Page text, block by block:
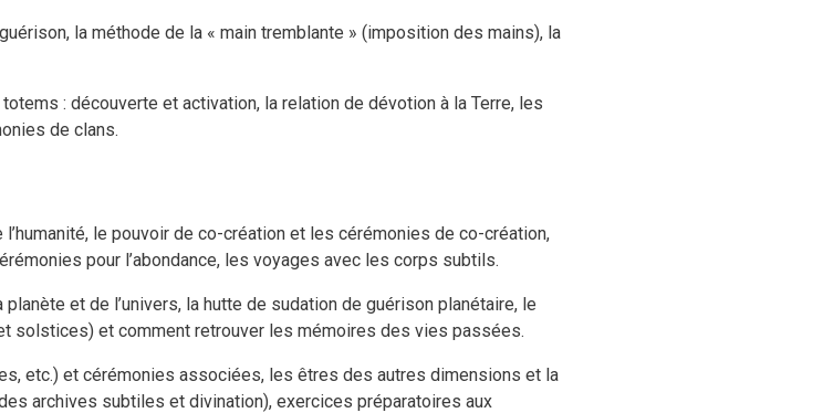
la méthode de la « main tremblante » (imposition des mains), la
: découverte et activation, la relation de dévotion à la Terre, les
de clans.
le pouvoir de co-création et les cérémonies de co-création,
pour l’abondance, les voyages avec les corps subtils.
planète et de l’univers, la hutte de sudation de guérison planétaire, le
solstices) et comment retrouver les mémoires des vies passées.
etc.) et cérémonies associées, les êtres des autres dimensions et la
archives subtiles et divination), exercices préparatoires aux